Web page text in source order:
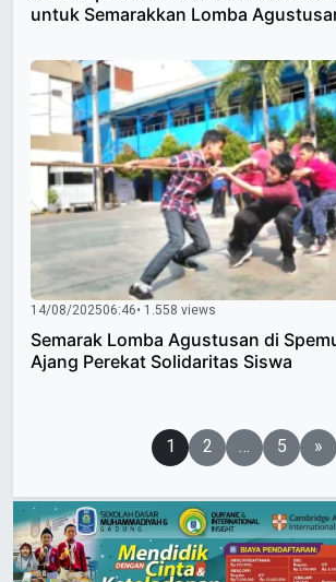
untuk Semarakkan Lomba
14/08/202506:46• 1.558 views
Semarak Lomba Agustusan di
Ajang Perekat Solidaritas Siswa
1 2 … 5 »